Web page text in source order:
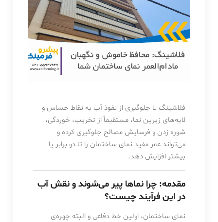
فلاشینگ با جلوگیری از نفوذ آب به نقاط حساس و
لایه‌های زیرین نما، مستقیماً از تخریب، خوردگی،
شوره زدن و فرسایش مصالح جلوگیری کرده و
می‌تواند عمر مفید نمای ساختمان را تا دو برابر یا
بیشتر افزایش دهد.
مقدمه: چرا نماها پیر می‌شوند و نقش آب
در این فرآیند چیست؟
نمای ساختمان، اولین خط دفاعی و البته چهره‌ی